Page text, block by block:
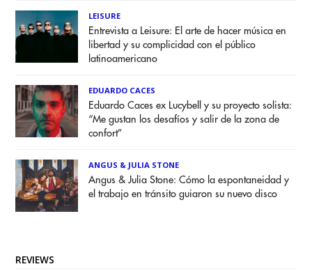
LEISURE
Entrevista a Leisure: El arte de hacer música en
libertad y su complicidad con el público
latinoamericano
EDUARDO CACES
Eduardo Caces ex Lucybell y su proyecto solista:
“Me gustan los desafíos y salir de la zona de
confort”
ANGUS & JULIA STONE
Angus & Julia Stone: Cómo la espontaneidad y
el trabajo en tránsito guiaron su nuevo disco
REVIEWS